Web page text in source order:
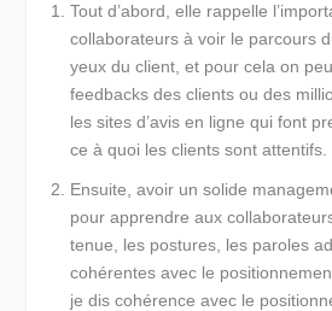
Tout d’abord, elle rappelle
collaborateurs àvoir le parcours
yeux du client, et pour cela on
feedbacks des clients ou des
les sites d’avis en ligne qui font
ce à quoi les clients sont attentifs.
Ensuite,avoir un solide
pour apprendre aux
tenue, les postures, les paroles
cohérentes avec le
je dis cohérence avec le